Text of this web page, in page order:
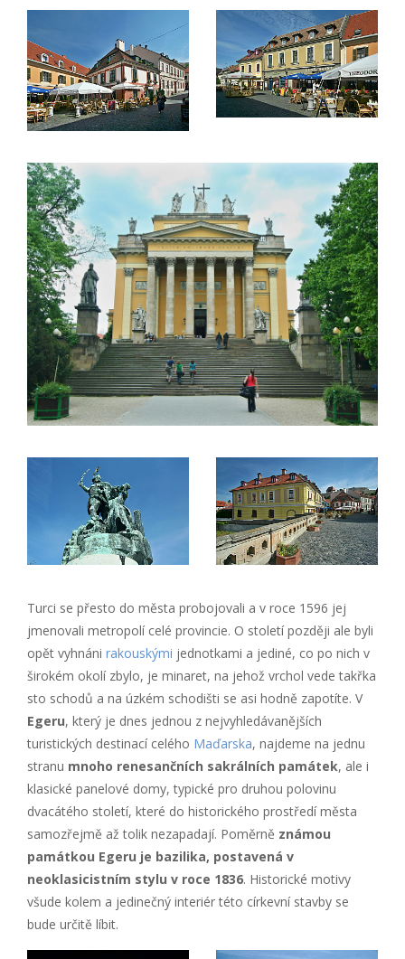
Turci se přesto do města probojovali a v roce 1596 jej
jmenovali metropolí celé provincie. O století později ale byli
opět vyhnáni rakouskými jednotkami a jediné, co po nich v
širokém okolí zbylo, je minaret, na jehož vrchol vede takřka
sto schodů a na úzkém schodišti se asi hodně zapotíte. V
Egeru, který je dnes jednou z nejvyhledávanějších
turistických destinací celého Maďarska, najdeme na jednu
stranu mnoho renesančních sakrálních památek, ale i
klasické panelové domy, typické pro druhou polovinu
dvacátého století, které do historického prostředí města
samozřejmě až tolik nezapadají. Poměrně známou
památkou Egeru je bazilika, postavená v
neoklasicistním stylu v roce 1836. Historické motivy
všude kolem a jedinečný interiér této církevní stavby se
bude určitě líbit.